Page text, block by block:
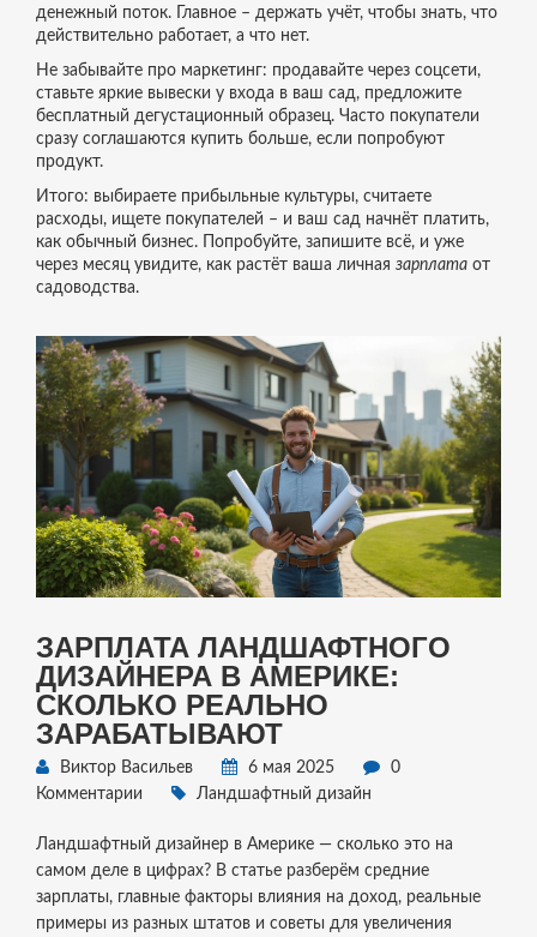
денежный поток. Главное – держать учёт, чтобы знать, что
действительно работает, а что нет.
Не забывайте про маркетинг: продавайте через соцсети,
ставьте яркие вывески у входа в ваш сад, предложите
бесплатный дегустационный образец. Часто покупатели
сразу соглашаются купить больше, если попробуют
продукт.
Итого: выбираете прибыльные культуры, считаете
расходы, ищете покупателей – и ваш сад начнёт платить,
как обычный бизнес. Попробуйте, запишите всё, и уже
через месяц увидите, как растёт ваша личная зарплатаот
садоводства.
ЗАРПЛАТА ЛАНДШАФТНОГО
ДИЗАЙНЕРА В АМЕРИКЕ:
СКОЛЬКО РЕАЛЬНО
ЗАРАБАТЫВАЮТ
Виктор Васильев 6 мая 2025
0
Комментарии
Ландшафтный дизайн
Ландшафтный дизайнер в Америке — сколько это на
самом деле в цифрах? В статье разберём средние
зарплаты, главные факторы влияния на доход, реальные
примеры из разных штатов и советы для увеличения